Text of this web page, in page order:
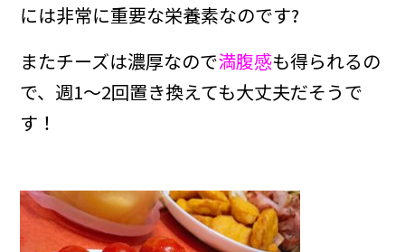
には非常に重要な栄養素なのです?
またチーズは濃厚なので満腹感も得られるの
で、週1～2回置き換えても大丈夫だそうで
す！